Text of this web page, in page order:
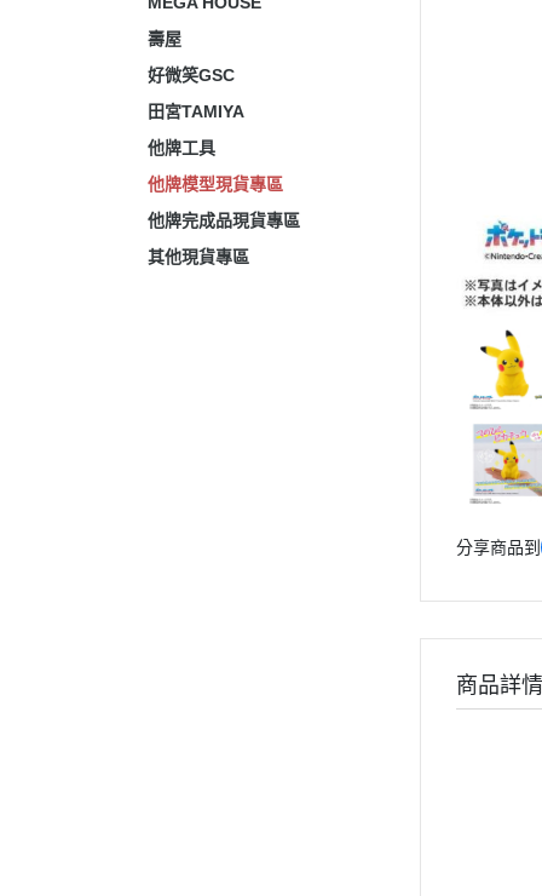
壽屋
好微笑GSC
田宮TAMIYA
他牌工具
他牌模型現貨專區
他牌完成品現貨專區
其他現貨專區
分享商品到
商品詳情